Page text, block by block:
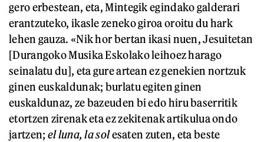
gero erbestean, eta, Mintegik egindako galderari
erantzuteko, ikasle zeneko giroa oroitu du hark
lehen gauza. «Nik hor bertan ikasi nuen, Jesuitetan
[Durangoko Musika Eskolako leihoez harago
seinalatu du], eta gure artean ez genekien nortzuk
ginen euskaldunak; burlatu egiten ginen
euskaldunaz, ze bazeuden bi edo hiru baserritik
etortzen zirenak eta ez zekitenak artikulua ondo
jartzen; el luna, la solesaten zuten, eta beste